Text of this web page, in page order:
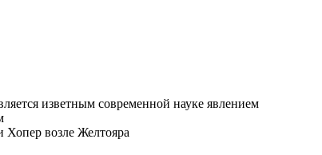
изветным современной науке явлением
возле Желтояра